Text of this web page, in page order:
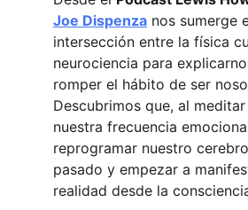
Joe Dispenza nos sumerge
intersección entre la física
neurociencia para
romper el hábito de ser
Descubrimos que, al
nuestra frecuencia
reprogramar nuestro
pasado y empezar a
realidad desde la